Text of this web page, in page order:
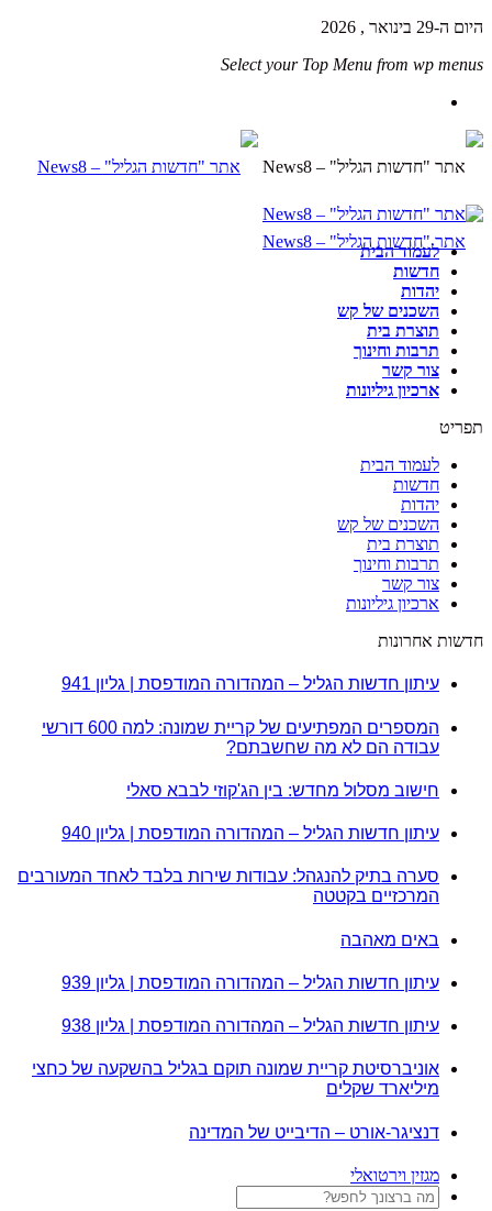
היום ה-29 בינואר , 2026
Select your Top Menu from wp menus
לעמוד הבית
חדשות
יהדות
השכנים של קש
תוצרת בית
תרבות וחינוך
צור קשר
ארכיון גיליונות
תפריט
לעמוד הבית
חדשות
יהדות
השכנים של קש
תוצרת בית
תרבות וחינוך
צור קשר
ארכיון גיליונות
חדשות אחרונות
עיתון חדשות הגליל – המהדורה המודפסת | גליון 941
המספרים המפתיעים של קריית שמונה: למה 600 דורשי
עבודה הם לא מה שחשבתם?
חישוב מסלול מחדש: בין הג'קוזי לבבא סאלי
עיתון חדשות הגליל – המהדורה המודפסת | גליון 940
סערה בתיק להנגהל: עבודות שירות בלבד לאחד המעורבים
המרכזיים בקטטה
באים מאהבה
עיתון חדשות הגליל – המהדורה המודפסת | גליון 939
עיתון חדשות הגליל – המהדורה המודפסת | גליון 938
אוניברסיטת קריית שמונה תוקם בגליל בהשקעה של כחצי
מיליארד שקלים
דנציגר-אורט – הדיבייט של המדינה
מגזין וירטואלי